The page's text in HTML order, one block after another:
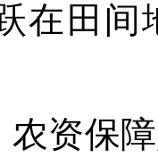
在田间
农资保